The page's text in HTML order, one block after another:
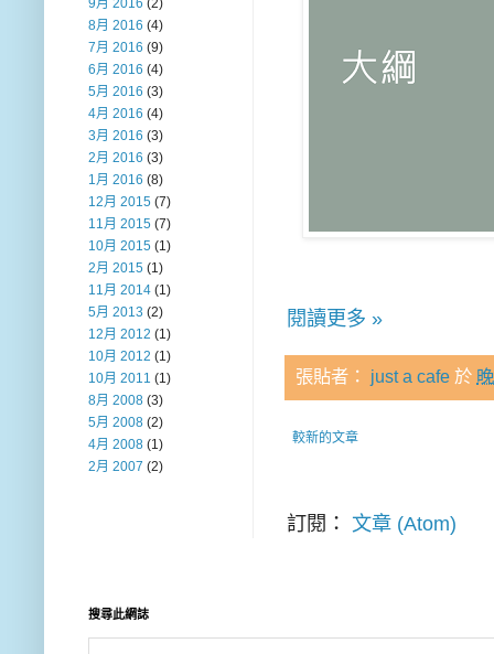
閱讀更多 »
張貼者： just a cafe 於
較新的文章
訂閱： 文章 (Atom)
9月 2016 (2)
8月 2016 (4)
7月 2016 (9)
6月 2016 (4)
5月 2016 (3)
4月 2016 (4)
3月 2016 (3)
2月 2016 (3)
1月 2016 (8)
12月 2015 (7)
11月 2015 (7)
10月 2015 (1)
2月 2015 (1)
11月 2014 (1)
5月 2013 (2)
12月 2012 (1)
10月 2012 (1)
10月 2011 (1)
8月 2008 (3)
5月 2008 (2)
4月 2008 (1)
2月 2007 (2)
搜尋此網誌